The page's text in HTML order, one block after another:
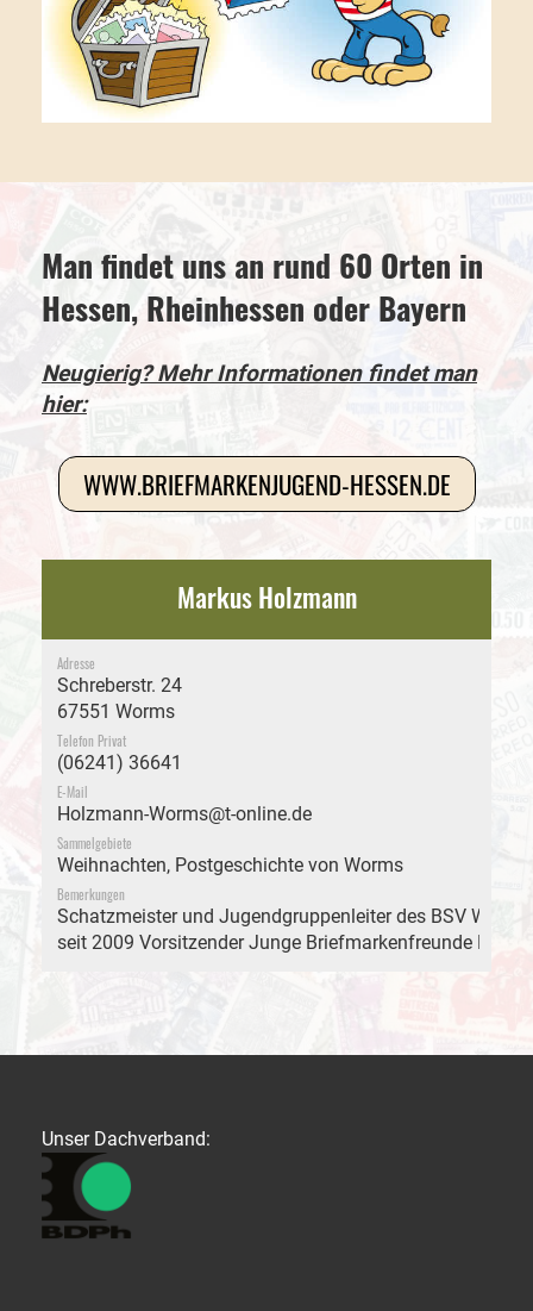
Man findet uns an rund 60 Orten in
Hessen, Rheinhessen oder Bayern
Neugierig? Mehr Informationen findet man
hier:
WWW.BRIEFMARKENJUGEND-HESSEN.DE
Markus Holzmann
Adresse
Schreberstr. 24
67551 Worms
Telefon Privat
(06241) 36641
E-Mail
Holzmann-Worms@t-online.de
Sammelgebiete
Weihnachten, Postgeschichte von Worms
Bemerkungen
Schatzmeister und Jugendgruppenleiter des BSV Worms;
seit 2009 Vorsitzender Junge Briefmarkenfreunde
Unser Dachverband: